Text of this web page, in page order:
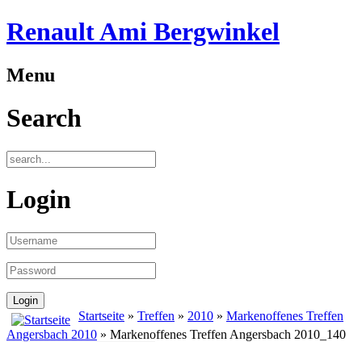
Renault Ami Bergwinkel
Menu
Search
Login
Startseite » Treffen » 2010 » Markenoffenes Treffen
Angersbach 2010 » Markenoffenes Treffen Angersbach 2010_140